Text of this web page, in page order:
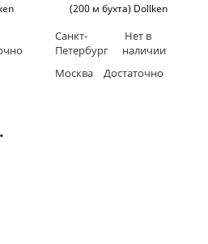
(200 м бухта) Dollken
Санкт-
Петербург
Нет в
наличии
Москва
Достаточно